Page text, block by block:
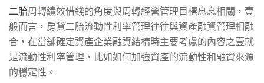
二胎周轉績效借錢的角度與周轉經營管理目標息息相關，壹
般而言，房貸二胎流動性利率管理往往與資產融資管理相融
合，在當舖確定資產企業融資結構時主要考慮的內容之壹就
是流動性利率管理，比如如何加強資產的流動性和融資來源
的穩定性。